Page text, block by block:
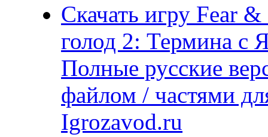
Скачать игру Fear
голод 2: Термина с
Полные русские
файлом / частями
Igrozavod.ru